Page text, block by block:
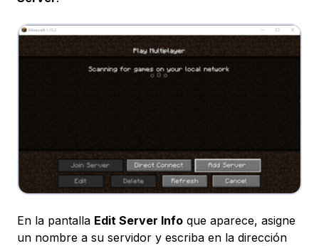
En la pantalla Edit Server Info que aparece, asigne
un nombre a su servidor y escriba en la dirección